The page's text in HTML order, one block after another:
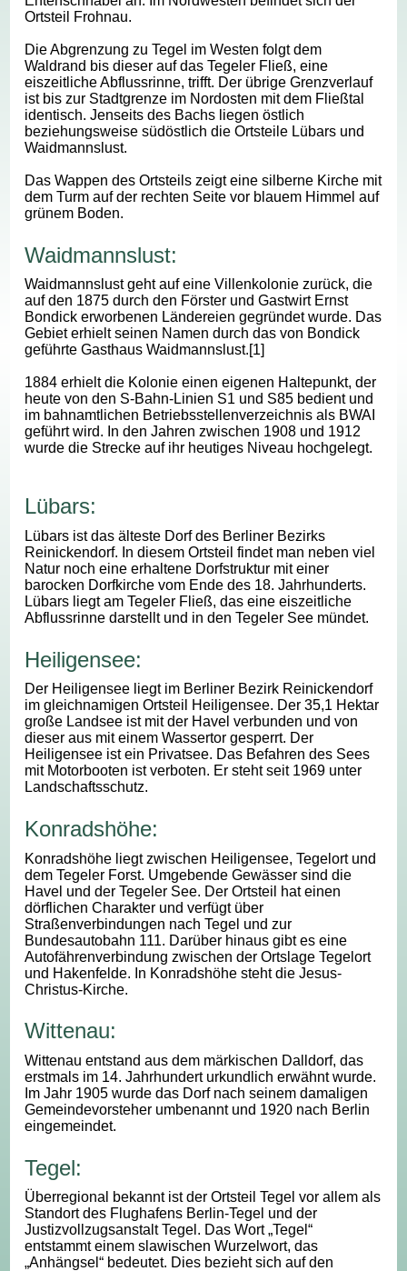
Ortsteil Frohnau.
Die Abgrenzung zu Tegel im Westen folgt dem
Waldrand bis dieser auf das Tegeler Fließ, eine
eiszeitliche Abflussrinne, trifft. Der übrige Grenzverlauf
ist bis zur Stadtgrenze im Nordosten mit dem Fließtal
identisch. Jenseits des Bachs liegen östlich
beziehungsweise südöstlich die Ortsteile Lübars und
Waidmannslust.
Das Wappen des Ortsteils zeigt eine silberne Kirche mit
dem Turm auf der rechten Seite vor blauem Himmel auf
grünem Boden.
Waidmannslust:
Waidmannslust geht auf eine Villenkolonie zurück, die
auf den 1875 durch den Förster und Gastwirt Ernst
Bondick erworbenen Ländereien gegründet wurde. Das
Gebiet erhielt seinen Namen durch das von Bondick
geführte Gasthaus Waidmannslust.[1]
1884 erhielt die Kolonie einen eigenen Haltepunkt, der
heute von den S-Bahn-Linien S1 und S85 bedient und
im bahnamtlichen Betriebsstellenverzeichnis als BWAI
geführt wird. In den Jahren zwischen 1908 und 1912
wurde die Strecke auf ihr heutiges Niveau hochgelegt.
Lübars:
Lübars ist das älteste Dorf des Berliner Bezirks
Reinickendorf. In diesem Ortsteil findet man neben viel
Natur noch eine erhaltene Dorfstruktur mit einer
barocken Dorfkirche vom Ende des 18. Jahrhunderts.
Lübars liegt am Tegeler Fließ, das eine eiszeitliche
Abflussrinne darstellt und in den Tegeler See mündet.
Heiligensee:
Der Heiligensee liegt im Berliner Bezirk Reinickendorf
im gleichnamigen Ortsteil Heiligensee. Der 35,1 Hektar
große Landsee ist mit der Havel verbunden und von
dieser aus mit einem Wassertor gesperrt. Der
Heiligensee ist ein Privatsee. Das Befahren des Sees
mit Motorbooten ist verboten. Er steht seit 1969 unter
Landschaftsschutz.
Konradshöhe:
Konradshöhe liegt zwischen Heiligensee, Tegelort und
dem Tegeler Forst. Umgebende Gewässer sind die
Havel und der Tegeler See. Der Ortsteil hat einen
dörflichen Charakter und verfügt über
Straßenverbindungen nach Tegel und zur
Bundesautobahn 111. Darüber hinaus gibt es eine
Autofährenverbindung zwischen der Ortslage Tegelort
und Hakenfelde. In Konradshöhe steht die Jesus-
Christus-Kirche.
Wittenau:
Wittenau entstand aus dem märkischen Dalldorf, das
erstmals im 14. Jahrhundert urkundlich erwähnt wurde.
Im Jahr 1905 wurde das Dorf nach seinem damaligen
Gemeindevorsteher umbenannt und 1920 nach Berlin
eingemeindet.
Tegel:
Überregional bekannt ist der Ortsteil Tegel vor allem als
Standort des Flughafens Berlin-Tegel und der
Justizvollzugsanstalt Tegel. Das Wort „Tegel“
entstammt einem slawischen Wurzelwort, das
„Anhängsel“ bedeutet. Dies bezieht sich auf den